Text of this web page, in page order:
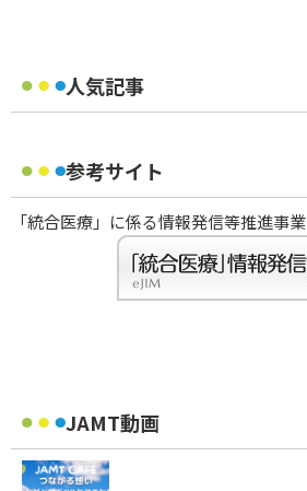
人気記事
参考サイト
「統合医療」に係る情報発信等推進事業
JAMT動画